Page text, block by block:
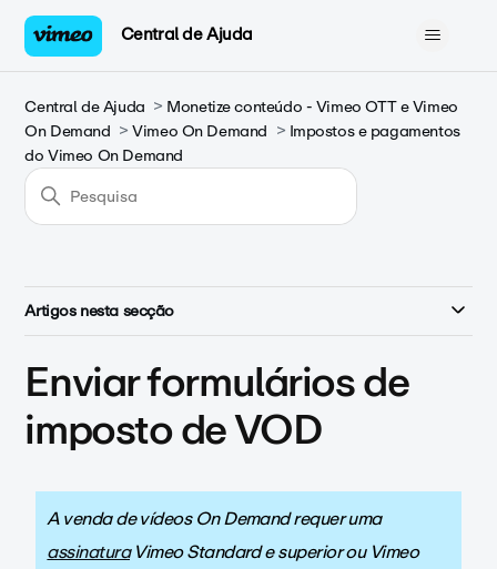
Central de Ajuda
Central de Ajuda
Monetize conteúdo - Vimeo OTT e Vimeo
On Demand
Vimeo On Demand
Impostos e pagamentos
do Vimeo On Demand
Artigos nesta secção
Enviar formulários de
imposto de VOD
A venda de vídeos On Demand requer uma
assinaturaVimeo Standard e superior ou Vimeo